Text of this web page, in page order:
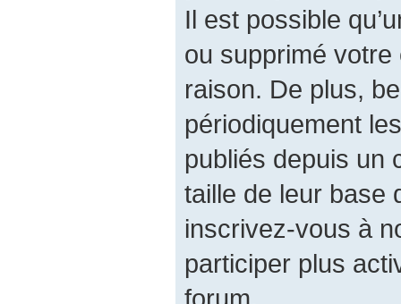
Il est possible
ou supprimé
raison. De plus,
périodiquement
publiés depuis un
taille de leur base
inscrivez-vous à
participer plus
forum.